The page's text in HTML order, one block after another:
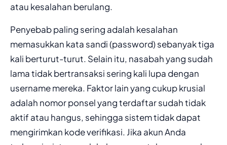
atau kesalahan berulang.
Penyebab paling sering adalah kesalahan
memasukkan kata sandi (password) sebanyak tiga
kali berturut-turut. Selain itu, nasabah yang sudah
lama tidak bertransaksi sering kali lupa dengan
username mereka. Faktor lain yang cukup krusial
adalah nomor ponsel yang terdaftar sudah tidak
aktif atau hangus, sehingga sistem tidak dapat
mengirimkan kode verifikasi. Jika akun Anda